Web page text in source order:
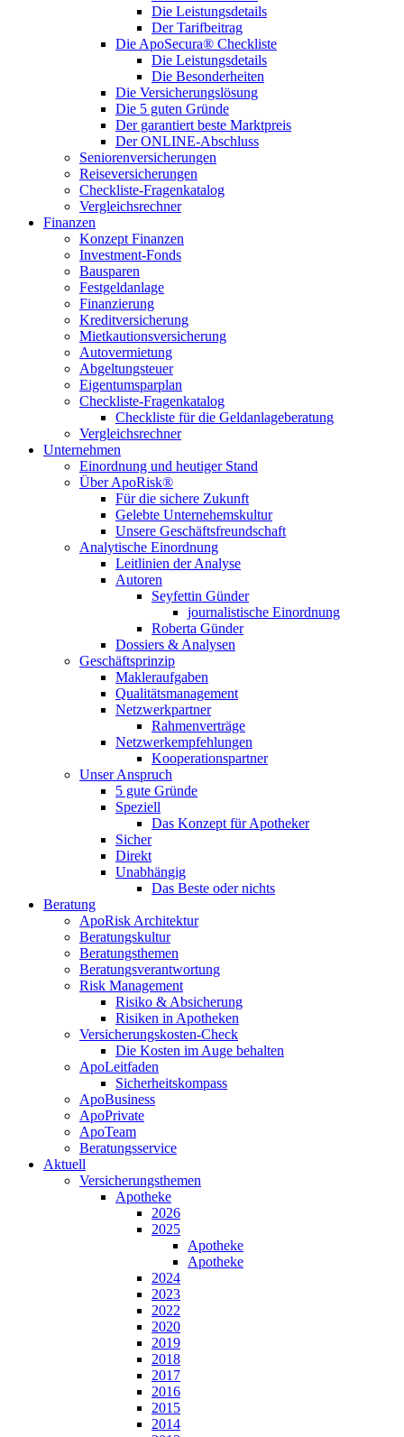
Die Leistungsdetails
Der Tarifbeitrag
Die ApoSecura® Checkliste
Die Leistungsdetails
Die Besonderheiten
Die Versicherungslösung
Die 5 guten Gründe
Der garantiert beste Marktpreis
Der ONLINE-Abschluss
Seniorenversicherungen
Reiseversicherungen
Checkliste-Fragenkatalog
Vergleichsrechner
Finanzen
Konzept Finanzen
Investment-Fonds
Bausparen
Festgeldanlage
Finanzierung
Kreditversicherung
Mietkautionsversicherung
Autovermietung
Abgeltungsteuer
Eigentumsparplan
Checkliste-Fragenkatalog
Checkliste für die Geldanlageberatung
Vergleichsrechner
Unternehmen
Einordnung und heutiger Stand
Über ApoRisk®
Für die sichere Zukunft
Gelebte Unternehemskultur
Unsere Geschäftsfreundschaft
Analytische Einordnung
Leitlinien der Analyse
Autoren
Seyfettin Günder
journalistische Einordnung
Roberta Günder
Dossiers & Analysen
Geschäftsprinzip
Makleraufgaben
Qualitätsmanagement
Netzwerkpartner
Rahmenverträge
Netzwerkempfehlungen
Kooperationspartner
Unser Anspruch
5 gute Gründe
Speziell
Das Konzept für Apotheker
Sicher
Direkt
Unabhängig
Das Beste oder nichts
Beratung
ApoRisk Architektur
Beratungskultur
Beratungsthemen
Beratungsverantwortung
Risk Management
Risiko & Absicherung
Risiken in Apotheken
Versicherungskosten-Check
Die Kosten im Auge behalten
ApoLeitfaden
Sicherheitskompass
ApoBusiness
ApoPrivate
ApoTeam
Beratungsservice
Aktuell
Versicherungsthemen
Apotheke
2026
2025
Apotheke
Apotheke
2024
2023
2022
2020
2019
2018
2017
2016
2015
2014